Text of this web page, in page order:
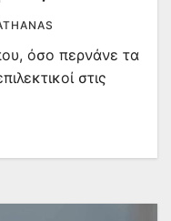
όσο περνάνε τα
στις